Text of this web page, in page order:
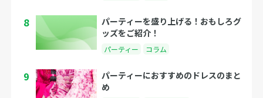
8
パーティーを盛り上げる！おもしろグ
ッズをご紹介！
パーティー コラム
9
パーティーにおすすめのドレスのまと
め